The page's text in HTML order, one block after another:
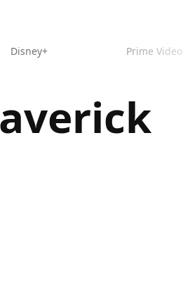
Disney+ Prime Video